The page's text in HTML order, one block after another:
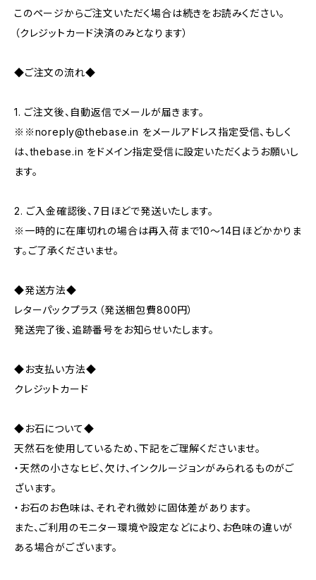
このページからご注文いただく場合は続きをお読みください。
（クレジットカード決済のみとなります）
◆ご注文の流れ◆
1. ご注文後、自動返信でメールが届きます。
※※noreply@thebase.in をメールアドレス指定受信、もしく
は、thebase.in をドメイン指定受信に設定いただくようお願いし
ます。
2. ご入金確認後、7日ほどで発送いたします。
※一時的に在庫切れの場合は再入荷まで10～14日ほどかかりま
す。ご了承くださいませ。
◆発送方法◆
レターパックプラス（発送梱包費800円）
発送完了後、追跡番号をお知らせいたします。
◆お支払い方法◆
クレジットカード
◆お石について◆
天然石を使用しているため、下記をご理解くださいませ。
・天然の小さなヒビ、欠け、インクルージョンがみられるものがご
ざいます。
・お石のお色味は、それぞれ微妙に固体差があります。
また、ご利用のモニター環境や設定などにより、お色味の違いが
ある場合がございます。